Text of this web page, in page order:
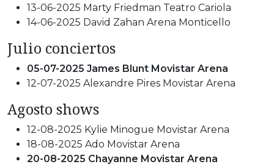
13-06-2025 Marty Friedman Teatro Cariola
14-06-2025 David Zahan Arena Monticello
Julio conciertos
05-07-2025 James Blunt Movistar Arena
12-07-2025 Alexandre Pires Movistar Arena
Agosto shows
12-08-2025 Kylie Minogue Movistar Arena
18-08-2025 Ado Movistar Arena
20-08-2025 Chayanne Movistar Arena